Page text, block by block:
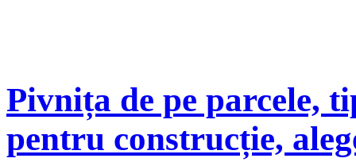
Pivnița de pe parcele,
pentru construcție,